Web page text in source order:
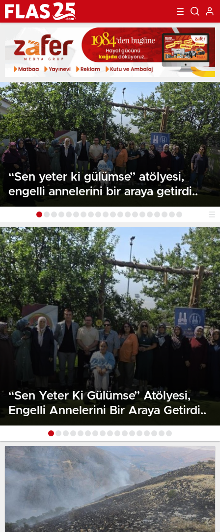
“Sen yeter ki gülümse” atölyesi,
engelli annelerini bir araya getirdi..
“Sen Yeter Ki Gülümse” Atölyesi,
Engelli Annelerini Bir Araya Getirdi..